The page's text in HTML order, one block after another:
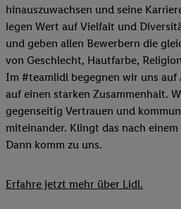
hinauszuwachsen und seine
legen Wert auf Vielfalt und
und geben allen Bewerbern die
von Geschlecht, Hautfarbe,
Im #teamlidl begegnen wir uns auf
auf einen starken Zusammenhalt.
gegenseitig Vertrauen und
miteinander. Klingt das nach
Dann komm zu uns.​
Erfahre jetzt mehr über Lidl.